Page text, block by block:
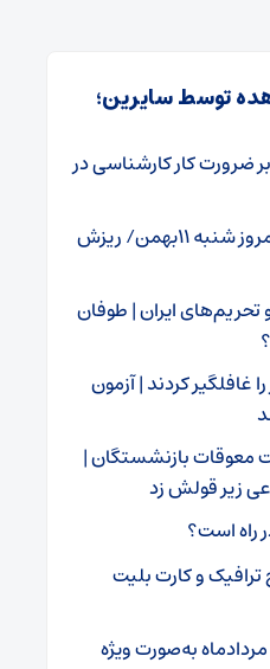
توسط سایرین؛
کار کارشناسی در
قیمت طلای ۱۸عیار امروز شنبه ۱۱بهمن/ ریزش
تحریم‌های ایران | طوفان
غافلگیر کردند | آزمون
معوقات بازنشستگان |
زیر قولش زد
راه است؟
و کارت بلیت
به‌صورت ویژه